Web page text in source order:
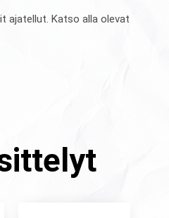
ajatellut. Katso alla olevat